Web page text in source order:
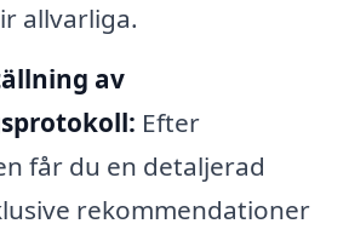
allvarliga.
av
Efter
får du en detaljerad
rekommendationer